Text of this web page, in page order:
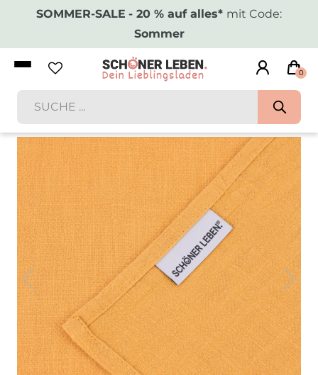
SOMMER-SALE - 20 % auf alles* mit Code:
Sommer
0